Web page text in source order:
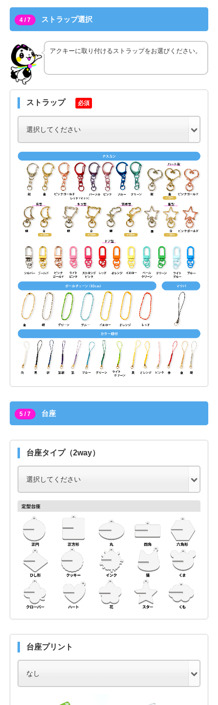
4 / 7 ストラップ選択
アクキーに取り付けるストラップをお選びください。
ストラップ 必須
5 / 7 台座
台座タイプ（2way）
台座プリント